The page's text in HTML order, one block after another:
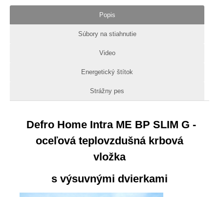
Popis
Súbory na stiahnutie
Video
Energetický štítok
Strážny pes
Defro Home Intra ME BP SLIM G -
oceľová teplovzdušná krbová
vložka
s výsuvnými dvierkami